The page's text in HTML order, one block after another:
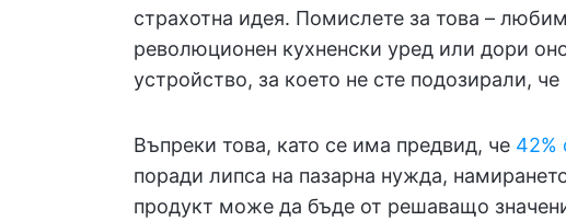
страхотна идея. Помислете за това –
революционен кухненски уред или дори
устройство, за което не сте подозирали,
Въпреки това, като се има предвид, че 42%
поради липса на пазарна нужда,
продукт може да бъде от решаващо